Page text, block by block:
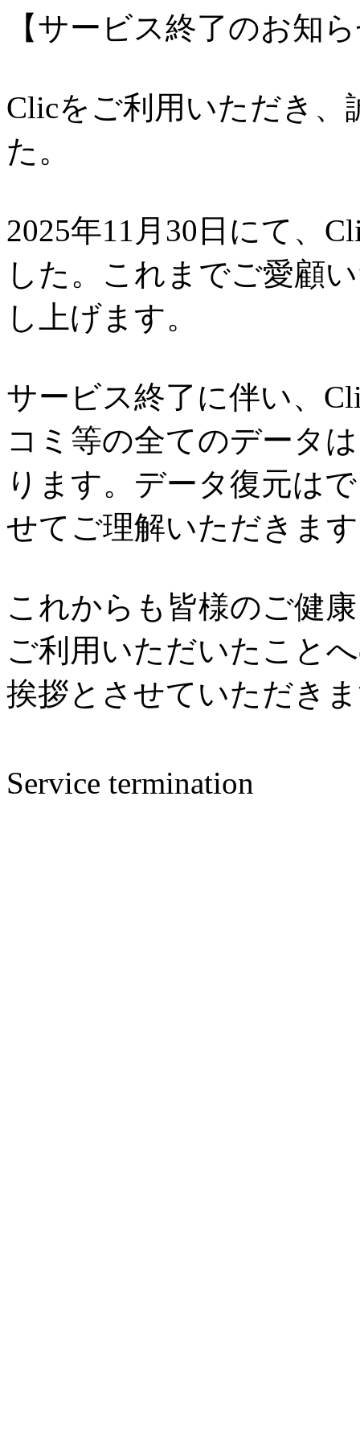
【サービス終了のお知
Clicをご利用いただき
た。
2025年11月30日にて、
した。これまでご愛顧
し上げます。
サービス終了に伴い、
コミ等の全てのデータ
ります。データ復元は
せてご理解いただきま
これからも皆様のご健
ご利用いただいたこと
挨拶とさせていただき
Service termination